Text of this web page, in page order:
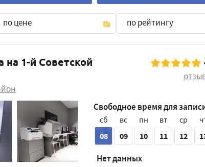
по цене по рейтингу
1-й Советской
Свободное время для
сб
08
вс
09
пн
10
вт
11
ср
12
Нет данных